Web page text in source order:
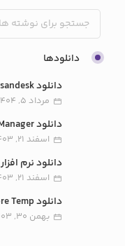
دانلودها
دانلود dorsandesk (دورسان دسک)
مرداد 5, 1404
دانلود Free Download Manager
اسفند 21, 1403
دانلود نرم افزار Neat Download Manager
اسفند 21, 1403
دانلود Core Temp
بهمن 30, 1403